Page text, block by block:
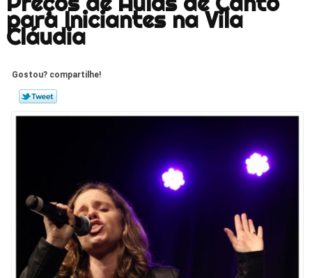
para Iniciantes na Vila
Cláudia
Gostou? compartilhe!